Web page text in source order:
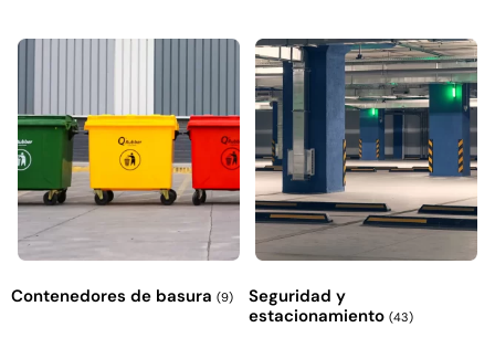
Contenedores de basura (9)
Seguridad y
estacionamiento (43)